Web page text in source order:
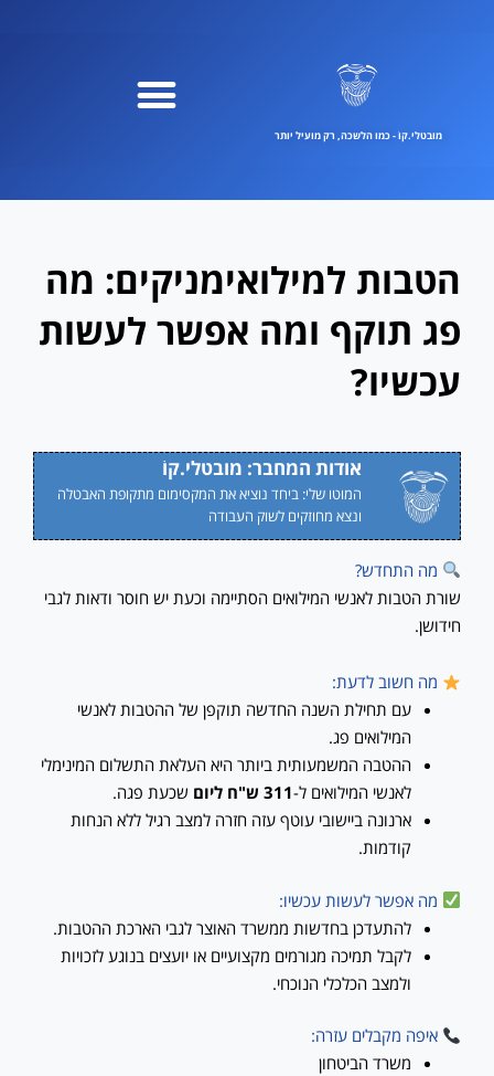
מובטלי.קוֹ - כמו הלשכה, רק מועיל יותר
הטבות למילואימניקים: מה
פג תוקף ומה אפשר לעשות
עכשיו?
אודות המחבר: מובטלי.קוֹ
המוטו שלי: ביחד נוציא את המקסימום מתקופת האבטלה
ונצא מחוזקים לשוק העבודה
מה התחדש?
שורת הטבות לאנשי המילואים הסתיימה וכעת יש חוסר ודאות לגבי
חידושן.
מה חשוב לדעת:
עם תחילת השנה החדשה תוקפן של ההטבות לאנשי
המילואים פג.
ההטבה המשמעותית ביותר היא העלאת התשלום המינימלי
לאנשי המילואים ל-311 ש"ח ליום
שכעת פגה.
ארנונה ביישובי עוטף עזה חזרה למצב רגיל ללא הנחות
קודמות.
מה אפשר לעשות עכשיו:
להתעדכן בחדשות ממשרד האוצר לגבי הארכת ההטבות.
לקבל תמיכה מגורמים מקצועיים או יועצים בנוגע לזכויות
ולמצב הכלכלי הנוכחי.
איפה מקבלים עזרה:
משרד הביטחון